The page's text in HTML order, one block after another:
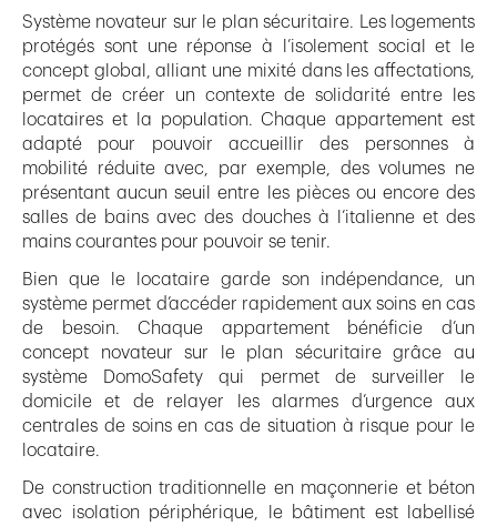
Système novateur sur le plan sécuritaire. Les logements
protégés sont une réponse à l’isolement social et le
concept global, alliant une mixité dans les affectations,
permet de créer un contexte de solidarité entre les
locataires et la population. Chaque appartement est
adapté pour pouvoir accueillir des personnes à
mobilité réduite avec, par exemple, des volumes ne
présentant aucun seuil entre les pièces ou encore des
salles de bains avec des douches à l’italienne et des
mains courantes pour pouvoir se tenir.
Bien que le locataire garde son indépendance, un
système permet d’accéder rapidement aux soins en cas
de besoin. Chaque appartement bénéficie d’un
concept novateur sur le plan sécuritaire grâce au
système DomoSafety qui permet de surveiller le
domicile et de relayer les alarmes d’urgence aux
centrales de soins en cas de situation à risque pour le
locataire.
De construction traditionnelle en maçonnerie et béton
avec isolation périphérique, le bâtiment est labellisé